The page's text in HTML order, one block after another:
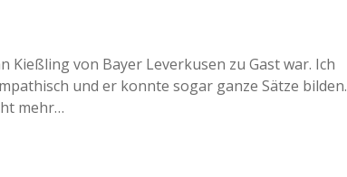
Kießling von Bayer Leverkusen zu Gast war. Ich
und er konnte sogar ganze Sätze bilden.
mehr…